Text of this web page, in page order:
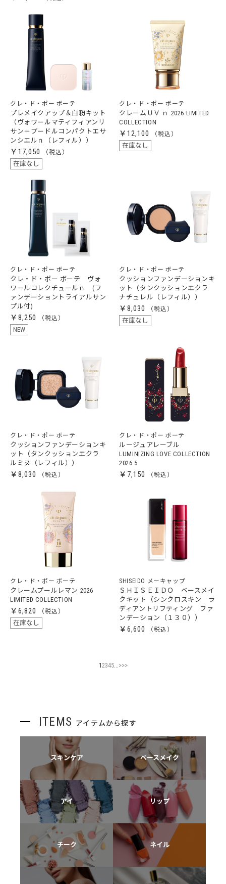
クレ・ド・ポー ボーテ
プレメイクアップ＆白粉キット
（ヴォワールマティフィアンリ
サン＋プードルコンパクトエサ
ンシエルｎ（レフィル））
￥17,050
在庫なし
クレ・ド・ポー ボーテ
クレームＵＶ ｎ 2026 LIMITED
COLLECTION
￥12,100
在庫なし
クレ・ド・ポー ボーテ
クレ・ド・ポー ボーテ ヴォ
ワールコレクチュールｎ (フ
ァンデーショントライアルサン
プル付)
￥8,250
NEW
クレ・ド・ポー ボーテ
クッションファンデーションキ
ット（タンクッションエクラ
ナチュレル（レフィル））
￥8,030
在庫なし
クレ・ド・ポー ボーテ
クッションファンデーションキ
ット（タンクッションエクラ
ルミヌ（レフィル））
￥8,030
クレ・ド・ポー ボーテ
ルージュアレーブル
LUMINIZING LOVE COLLECTION
2026 5
￥7,150
クレ・ド・ポー ボーテ
クレームプールレマン 2026
LIMITED COLLECTION
￥6,820
在庫なし
SHISEIDO メーキャップ
ＳＨＩＳＥＩＤＯ ベースメイ
クキット（シンクロスキン ラ
ディアントリフティング ファ
ンデーション（１３０））
￥6,600
12345... >>>
ITEMS アイテムから探す
スキンケア ベースメイク
アイ リップ
チーク ネイル